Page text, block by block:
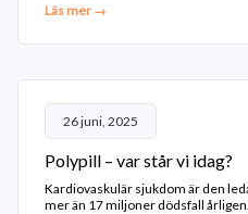
Läs mer →
26 juni, 2025
Polypill – var står vi idag?
Kardiovaskulär sjukdom är den
mer än 17 miljoner dödsfall